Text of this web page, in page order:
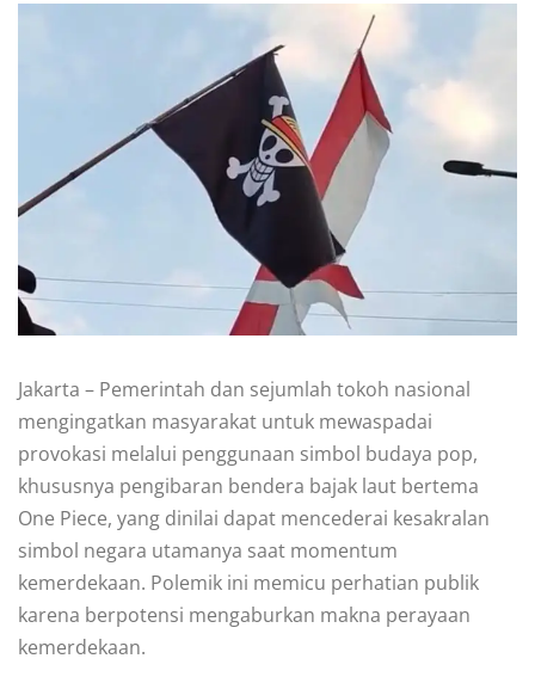
Jakarta – Pemerintah dan sejumlah tokoh nasional
mengingatkan masyarakat untuk mewaspadai
provokasi melalui penggunaan simbol budaya pop,
khususnya pengibaran bendera bajak laut bertema
One Piece, yang dinilai dapat mencederai kesakralan
simbol negara utamanya saat momentum
kemerdekaan. Polemik ini memicu perhatian publik
karena berpotensi mengaburkan makna perayaan
kemerdekaan.